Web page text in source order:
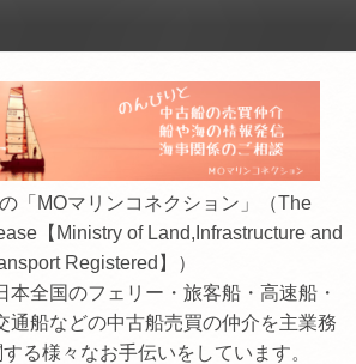
「MOマリンコネクション」（The
【Ministry of Land,Infrastructure and
Registered】）
本全国のフェリー・旅客船・高速船・
通船などの中古船売買の仲介を主業務
る様々なお手伝いをしています。